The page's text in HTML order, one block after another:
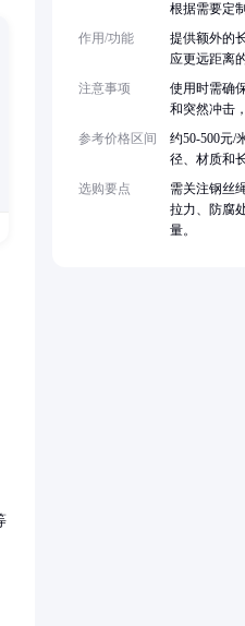
根据需要定
作用/功能
提供额外的
应更远距离
注意事项
使用时需确
和突然冲击
参考价格区间
约50-500元/
径、材质和
选购要点
需关注钢丝
拉力、防腐
量。